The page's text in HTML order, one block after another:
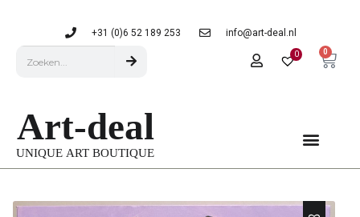
+31 (0)6 52 189 253 info@art-deal.nl
0 0